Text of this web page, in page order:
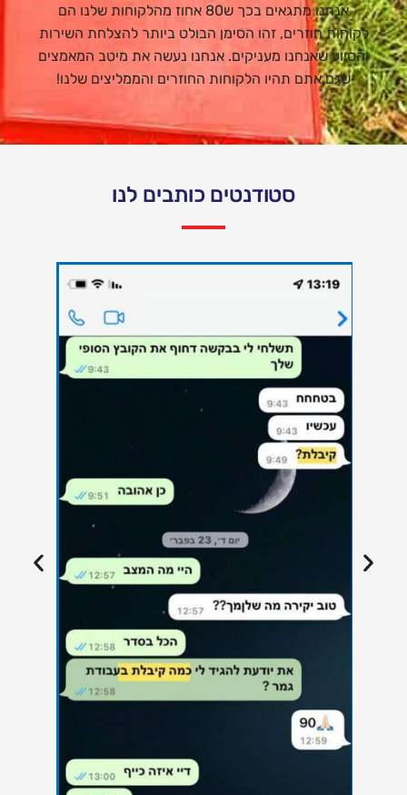
אנחנו מתגאים בכך ש80 אחוז מהלקוחות שלנו הם
לקוחות חוזרים, זהו הסימן הבולט ביותר להצלחת השירות
והסיוע שאנחנו מעניקים. אנחנו נעשה את מיטב המאמצים
שגם אתם תהיו הלקוחות החוזרים והממליצים שלנו!
סטודנטים כותבים לנו